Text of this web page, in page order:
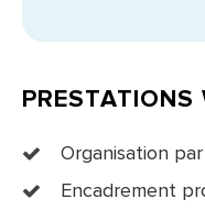
PRESTATIONS
Organisation
Encadrement